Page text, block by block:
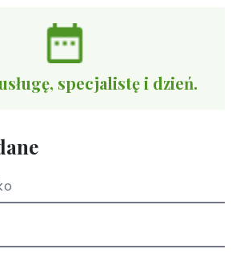
specjalistę i dzień.